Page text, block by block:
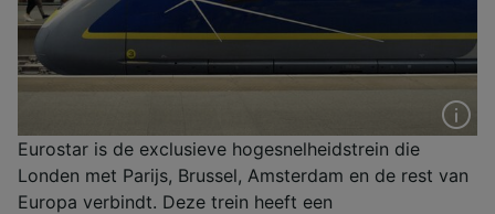
Eurostar is de exclusieve hogesnelheidstrein die
Londen met Parijs, Brussel, Amsterdam en de rest van
Europa verbindt. Deze trein heeft een